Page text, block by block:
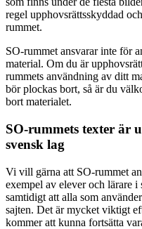
regel upphovsrättsskyddad
rummet.
SO-rummet ansvarar inte för
material. Om du är
rummets användning av ditt
bör plockas bort, så är du
bort materialet.
SO-rummets texter är
svensk lag
Vi vill gärna att SO-rummet
exempel av elever och lärare
samtidigt att alla som
sajten. Det är mycket viktigt
kommer att kunna fortsätta